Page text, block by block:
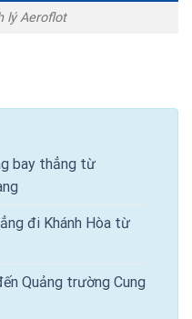
lý Aeroflot
bay thẳng từ
đi Khánh Hòa từ
Quảng trường Cung